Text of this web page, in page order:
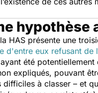
HAS présente une
d'entre eux refusant de
été
expliqués, pouvant
à classer – et